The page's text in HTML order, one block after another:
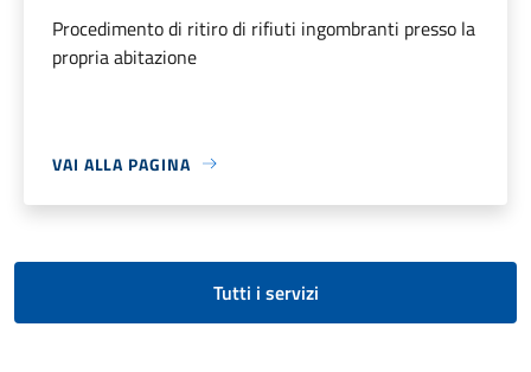
Procedimento di ritiro di rifiuti ingombranti presso la
propria abitazione
VAI ALLA PAGINA
Tutti i servizi